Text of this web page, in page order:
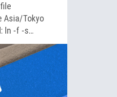
Asia/Tokyo
ln -f -s…